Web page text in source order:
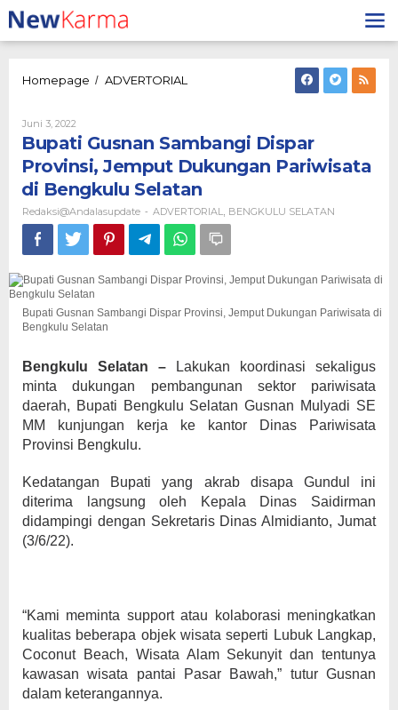
Lewati
ke
konten
Homepage / ADVERTORIAL
Provinsi,
Jemput
Dukungan
Pariwisata
di
Bengkulu
Selatan
Juni 3, 2022
Redaksi@andalasupdate
Bupati Gusnan Sambangi Dispar
Provinsi, Jemput Dukungan Pariwisata
di Bengkulu Selatan
Redaksi@andalasupdate - ADVERTORIAL BENGKULU SELATAN
Bupati Gusnan Sambangi Dispar Provinsi, Jemput Dukungan Pariwisata di
Bengkulu Selatan
Bengkulu Selatan – Lakukan koordinasi sekaligus
minta dukungan pembangunan sektor pariwisata
daerah, Bupati Bengkulu Selatan Gusnan Mulyadi SE
MM kunjungan kerja ke kantor Dinas Pariwisata
Provinsi Bengkulu.
Kedatangan Bupati yang akrab disapa Gundul ini
diterima langsung oleh Kepala Dinas Saidirman
didampingi dengan Sekretaris Dinas Almidianto, Jumat
(3/6/22).
“Kami meminta support atau kolaborasi meningkatkan
kualitas beberapa objek wisata seperti Lubuk Langkap,
Coconut Beach, Wisata Alam Sekunyit dan tentunya
kawasan wisata pantai Pasar Bawah,” tutur Gusnan
dalam keterangannya.